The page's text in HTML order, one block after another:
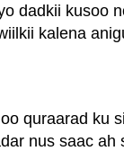
dadkii kusoo
kalena
quraarad ku
nus saac ah